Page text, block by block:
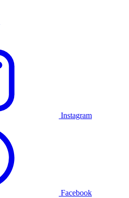
Instagram
Facebook